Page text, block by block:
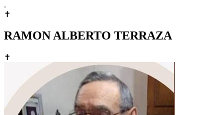
.
✝
RAMON ALBERTO TERRAZA
✝